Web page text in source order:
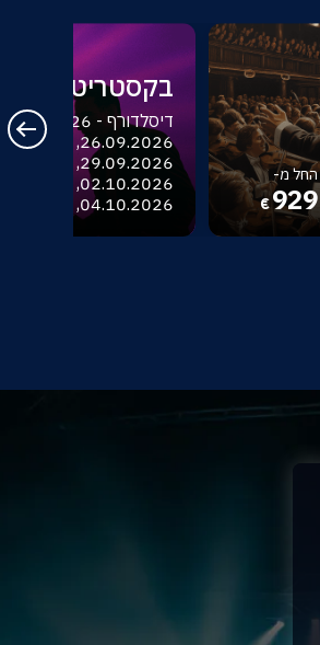
החל מ-
929
€
בקסטריט בויז
04.10.2026, 06.10.2026